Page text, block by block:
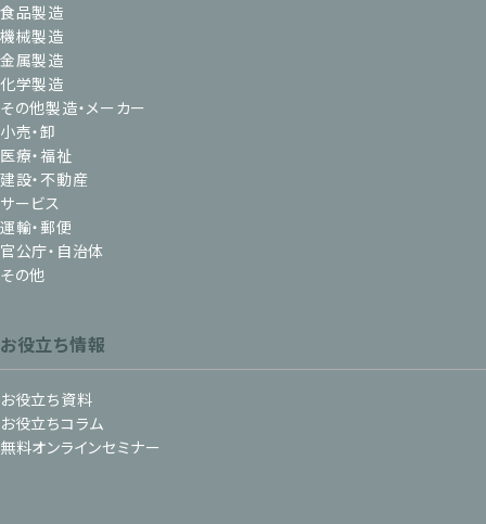
食品製造
機械製造
金属製造
化学製造
その他製造・メーカー
小売・卸
医療・福祉
建設・不動産
サービス
運輸・郵便
官公庁・自治体
その他
お役立ち情報
お役立ち資料
お役立ちコラム
無料オンラインセミナー